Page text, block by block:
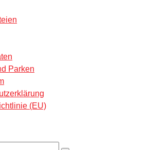
Parken
(EU)